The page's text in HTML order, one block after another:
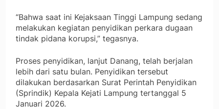
“Bahwa saat ini Kejaksaan Tinggi Lampung sedang
melakukan kegiatan penyidikan perkara dugaan
tindak pidana korupsi,” tegasnya.
Proses penyidikan, lanjut Danang, telah berjalan
lebih dari satu bulan. Penyidikan tersebut
dilakukan berdasarkan Surat Perintah Penyidikan
(Sprindik) Kepala Kejati Lampung tertanggal 5
Januari 2026.